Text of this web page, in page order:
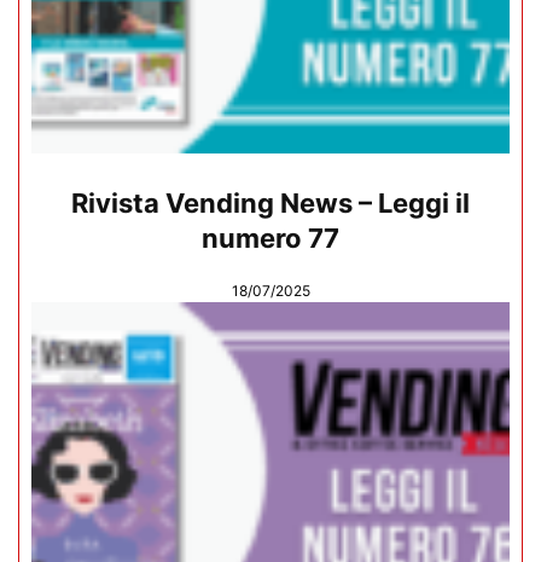
Rivista Vending News – Leggi il
numero 77
18/07/2025